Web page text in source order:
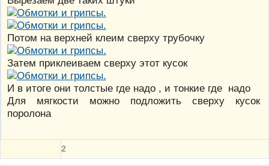
Потом на верхней клеим сверху трубочку
Затем приклеиваем сверху этот кусок
И в итоге они толстые где надо , и тонкие где надо
Для мягкости можно подложить сверху кусок
поролона
2